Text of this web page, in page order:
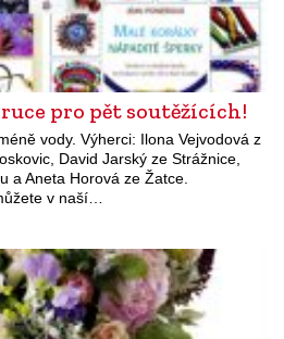
pro pět soutěžících!
vody. Výherci: Ilona Vejvodová z
David Jarský ze Strážnice,
a Aneta Horová ze Žatce.
v naší…